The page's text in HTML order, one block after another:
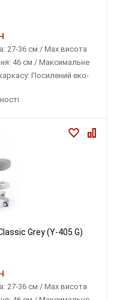
27-36 см / Max висота
46 см / Максимальне
Посилений еко-
Grey (Y-405 G)
27-36 см / Max висота